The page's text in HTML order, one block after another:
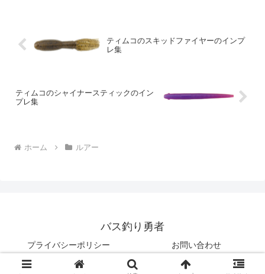
ティムコのスキッドファイヤーのインプ
レ集
ティムコのシャイナースティックのイン
プレ集
ホーム ルアー
バス釣り勇者
プライバシーポリシー お問い合わせ
© 2022 バス釣り勇者.